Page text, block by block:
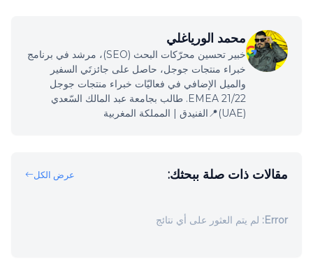
محمد الورياغلي
خبير تحسين محرّكات البحث (SEO)، مرشد في برنامج
خبراء منتجات جوجل، حاصل على جائزتَي السفير
والميل الإضافي في فعاليّات خبراء منتجات جوجل
EMEA 21/22. طالب بجامعة عبد المالك السّعدي
(UAE)📍الفنيدق | المملكة المغربية
مقالات ذات صلة ببحثك: عرض الكل
Error: لم يتم العثور على أي نتائج